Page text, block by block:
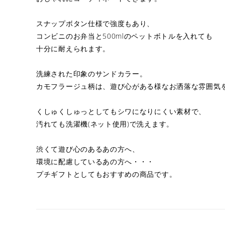
スナップボタン仕様で強度もあり、
コンビニのお弁当と500mlのペットボトルを入れても
十分に耐えられます。
洗練された印象のサンドカラー。
カモフラージュ柄は、遊び心がある様なお洒落な雰囲気
くしゅくしゅっとしてもシワになりにくい素材で、
汚れても洗濯機(ネット使用)で洗えます。
渋くて遊び心のあるあの方へ、
環境に配慮しているあの方へ・・・
プチギフトとしてもおすすめの商品です。